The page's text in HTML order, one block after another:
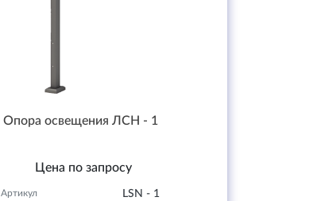
Опора освещения ЛСН - 1
Цена по запросу
Артикул LSN - 1